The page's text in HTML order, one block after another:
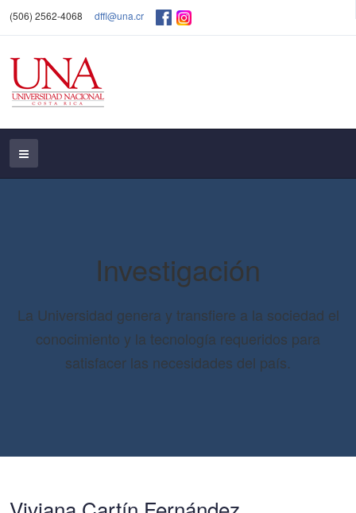
(506) 2562-4068 dffl@una.cr
Investigación
La Universidad genera y transfiere a la sociedad el
conocimiento y la tecnología requeridos para
satisfacer las necesidades del país.